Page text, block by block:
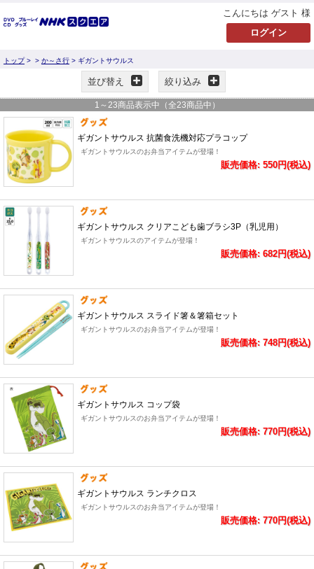
こんにちは ゲスト 様
トップ> > か～さ行 > ギガントサウルス
並び替え 絞り込み
1 ～ 23商品表示中（全23商品中）
ギガントサウルス 抗菌食洗機対応プラコップ
ギガントサウルスのお弁当アイテムが登場！
販売価格: 550円(税込)
ギガントサウルス クリアこども歯ブラシ3P（乳児用）
ギガントサウルスのアイテムが登場！
販売価格: 682円(税込)
ギガントサウルス スライド箸＆箸箱セット
ギガントサウルスのお弁当アイテムが登場！
販売価格: 748円(税込)
ギガントサウルス コップ袋
ギガントサウルスのお弁当アイテムが登場！
販売価格: 770円(税込)
ギガントサウルス ランチクロス
ギガントサウルスのお弁当アイテムが登場！
販売価格: 770円(税込)